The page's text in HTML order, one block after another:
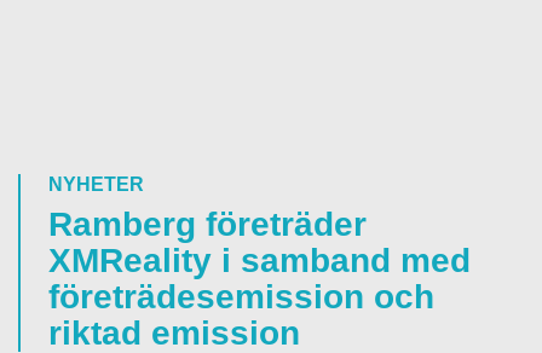
NYHETER
Ramberg företräder
XMReality i samband med
företrädesemission och
riktad emission